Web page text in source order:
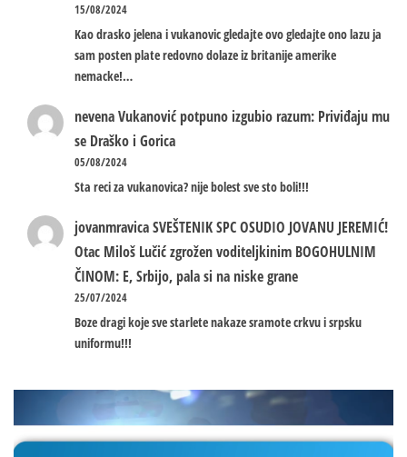
15/08/2024
Kao drasko jelena i vukanovic gledajte ovo gledajte ono lazu ja
sam posten plate redovno dolaze iz britanije amerike
nemacke!…
nevenaVukanović potpuno izgubio razum: Priviđaju mu
se Draško i Gorica
05/08/2024
Sta reci za vukanovica? nije bolest sve sto boli!!!
jovanmravicaSVEŠTENIK SPC OSUDIO JOVANU JEREMIĆ!
Otac Miloš Lučić zgrožen voditeljkinim BOGOHULNIM
ČINOM: E, Srbijo, pala si na niske grane
25/07/2024
Boze dragi koje sve starlete nakaze sramote crkvu i srpsku
uniformu!!!